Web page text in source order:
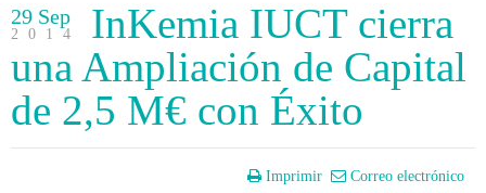
29 Sep
2014
InKemia IUCT cierra
una Ampliación de Capital
de 2,5 M€ con Éxito
Imprimir Correo electrónico